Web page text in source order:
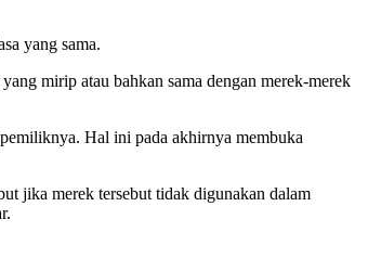
yang sama.
mirip atau bahkan sama dengan merek-merek
Hal ini pada akhirnya membuka
jika merek tersebut tidak digunakan dalam